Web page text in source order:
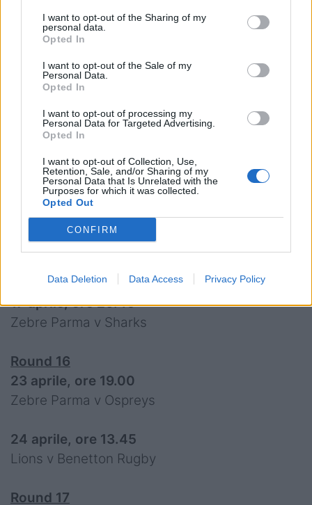
I want to opt-out of the Sharing of my
personal data.
Opted In
I want to opt-out of the Sale of my
Personal Data.
Opted In
I want to opt-out of processing my
Personal Data for Targeted Advertising.
Opted In
I want to opt-out of Collection, Use,
Retention, Sale, and/or Sharing of my
Personal Data that Is Unrelated with the
Purposes for which it was collected.
Opted Out
CONFIRM
Data Deletion Data Access Privacy Policy
20 marzo, ore 20.45
Leinster v Benetton Rugby
Round 14
26 marzo, ore 20.45
Glasgow Warriors v Zebre Parma
27 marzo, ore 20.45
Benetton Rugby v Ulster
Round 15
17 aprile, ore 16.00
17 aprile, ore 20.45
Zebre Parma v Sharks
Round 16
23 aprile, ore 19.00
Zebre Parma v Ospreys
24 aprile, ore 13.45
Lions v Benetton Rugby
Round 17